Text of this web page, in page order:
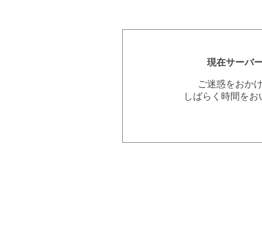
現在サーバ
ご迷惑をおか
しばらく時間を